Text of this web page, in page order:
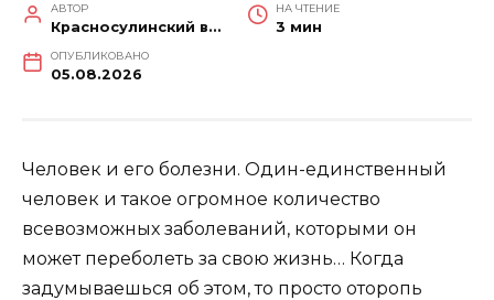
АВТОР
Красносулинский вестник
НА ЧТЕНИЕ
3 мин
ОПУБЛИКОВАНО
05.08.2026
Человек и его болезни. Один-единственный
человек и такое огромное количество
всевозможных заболеваний, которыми он
может переболеть за свою жизнь… Когда
задумываешься об этом, то просто оторопь